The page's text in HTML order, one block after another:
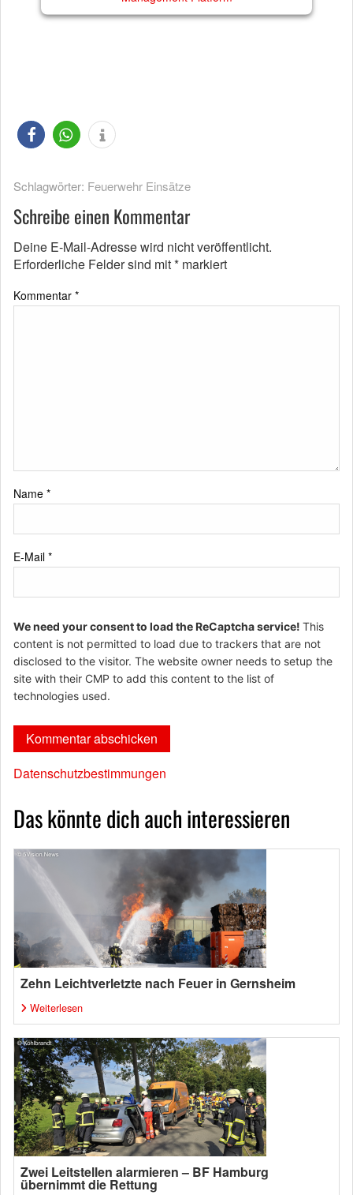
Schlagwörter: Feuerwehr Einsätze
Schreibe einen Kommentar
Deine E-Mail-Adresse wird nicht veröffentlicht.
Erforderliche Felder sind mit* markiert
Kommentar *
Name *
E-Mail *
We need your consent to load the ReCaptcha service! This
content is not permitted to load due to trackers that are not
disclosed to the visitor. The website owner needs to setup the
site with their CMP to add this content to the list of
technologies used.
Datenschutzbestimmungen
Das könnte dich auch interessieren
Zehn Leichtverletzte nach Feuer in Gernsheim
Weiterlesen
Zwei Leitstellen alarmieren – BF Hamburg
übernimmt die Rettung